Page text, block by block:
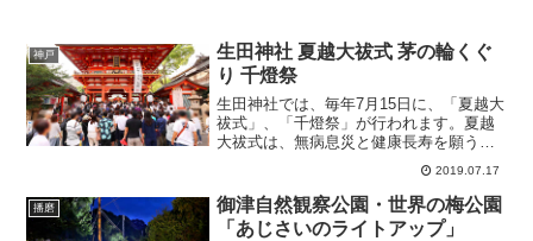
神戸
生田神社 夏越大祓式 茅の輪くぐ
り 千燈祭
生田神社では、毎年7月15日に、「夏越大
祓式」、「千燈祭」が行われます。夏越
大祓式は、無病息災と健康長寿を願う祭
典で、人間の形を型取った人形に各自の
息吹を吹き込み、これをお祓いし、知ら
ず知らずの内に犯してしまった罪や穢を
清める特殊な神事です...
2019.07.17
播磨
御津自然観察公園・世界の梅公園
「あじさいのライトアップ」